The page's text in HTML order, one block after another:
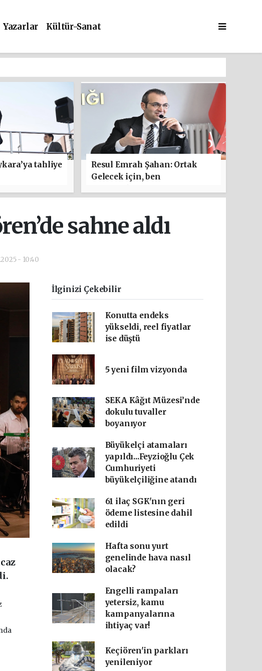
Yazarlar Kültür-Sanat
tahliye
Resul Emrah Şahan: Ortak
Gelecek için, ben
sahne aldı
- 10:40
İlginizi Çekebilir
Konutta endeks
yükseldi, reel fiyatlar
ise düştü
5 yeni film vizyonda
SEKA Kâğıt Müzesi’nde
dokulu tuvaller
boyanıyor
Büyükelçi atamaları
yapıldı...Feyzioğlu Çek
Cumhuriyeti
büyükelçiliğine atandı
61 ilaç SGK'nın geri
ödeme listesine dahil
edildi
Hafta sonu yurt
genelinde hava nasıl
olacak?
Engelli rampaları
yetersiz, kamu
kampanyalarına
ihtiyaç var!
Keçiören'in parkları
yenileniyor